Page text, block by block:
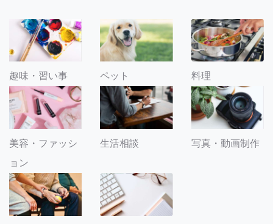
趣味・習い事 ペット 料理
美容・ファッシ
ョン
生活相談 写真・動画制作